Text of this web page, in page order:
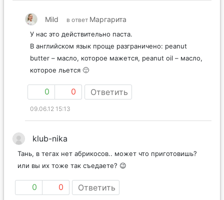
Mild в ответ Маргарита
У нас это действительно паста.
В английском язык проще разграничено: peanut
butter – масло, которое мажется, peanut oil – масло,
которое льется 🙂
0 0 Ответить
09.06.12 15:13
klub-nika
Тань, в тегах нет абрикосов.. может что приготовишь?
или вы их тоже так съедаете? 😉
0 0 Ответить